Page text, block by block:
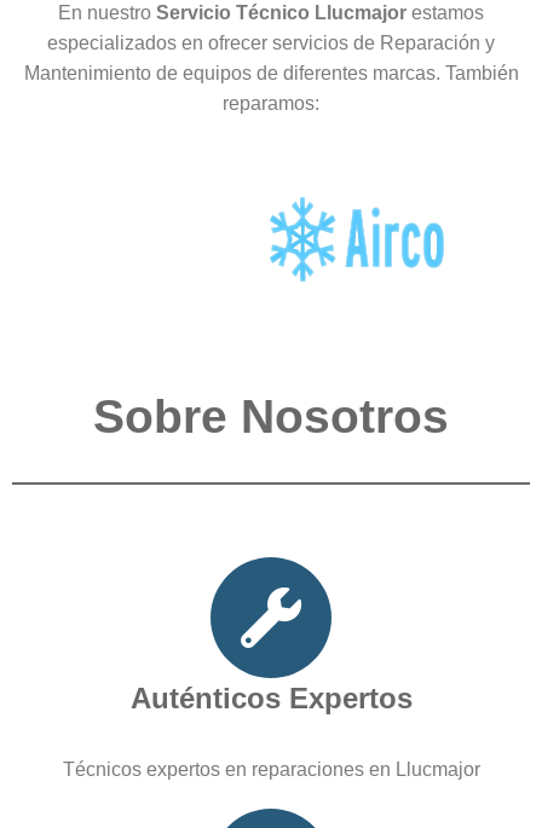
En nuestro Servicio Técnico Llucmajor estamos
especializados en ofrecer servicios de Reparación y
Mantenimiento de equipos de diferentes marcas. También
reparamos:
Sobre Nosotros
Auténticos Expertos
Técnicos expertos en reparaciones en Llucmajor